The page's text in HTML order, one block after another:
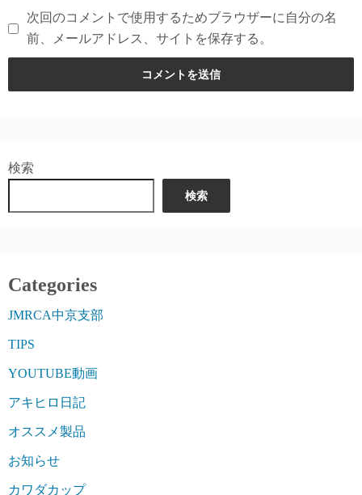
次回のコメントで使用するためブラウザーに自分の名
前、メールアドレス、サイトを保存する。
検索
検索
Categories
JMRCA中京支部
TIPS
YOUTUBE動画
アキヒロ日記
オススメ製品
お知らせ
カワダカップ